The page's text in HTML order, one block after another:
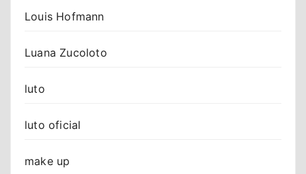
Louis Hofmann
Luana Zucoloto
luto
luto oficial
make up